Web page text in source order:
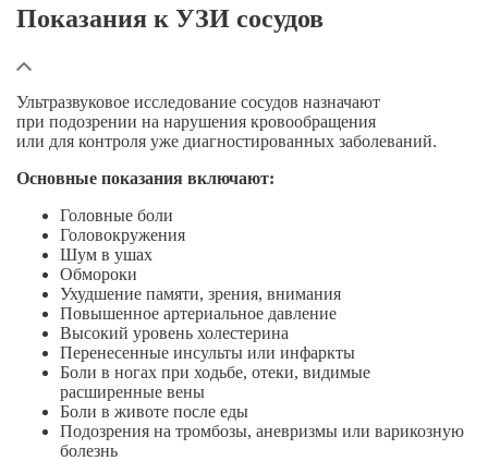
Показания к УЗИ сосудов
Ультразвуковое исследование сосудов назначают
при подозрении на нарушения кровообращения
или для контроля уже диагностированных заболеваний.
Основные показания включают:
Головные боли
Головокружения
Шум в ушах
Обмороки
Ухудшение памяти, зрения, внимания
Повышенное артериальное давление
Высокий уровень холестерина
Перенесенные инсульты или инфаркты
Боли в ногах при ходьбе, отеки, видимые
расширенные вены
Боли в животе после еды
Подозрения на тромбозы, аневризмы или варикозную
болезнь